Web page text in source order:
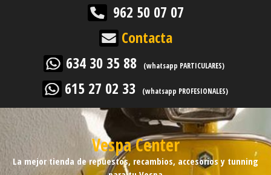
962 50 07 07
Contacta
634 30 35 88
(whatsapp PARTICULARES)
615 27 02 33 (whatsapp PROFESIONALES)
Vespa Center
La mejor tienda de repuestos, recambios, accesorios y tunning